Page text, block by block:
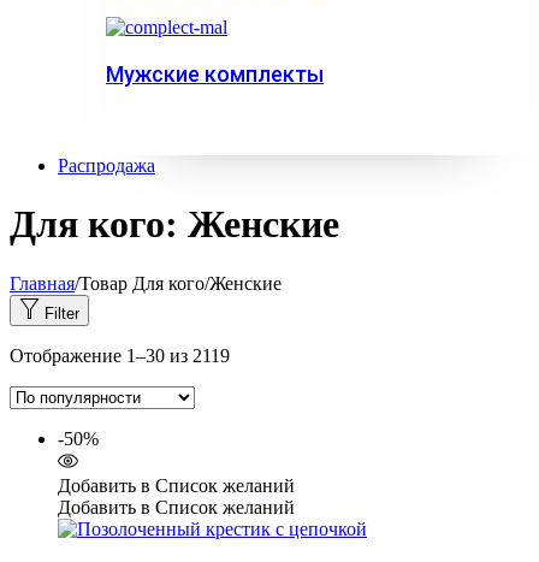
Мужские комплекты
Распродажа
Для кого: Женские
Главная/Товар Для кого/Женские
Filter
Отображение 1–30 из 2119Сортировка:
-50%
Добавить в Список желаний
Добавить в Список желаний